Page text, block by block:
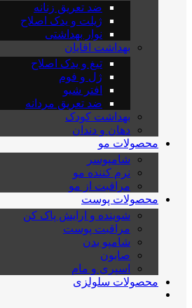
ضد تعریق زنانه
ژیلت و یدک اصلاح
نوار بهداشتی
بهداشت اقایان
تیغ و یدک اصلاح
ژل و فوم
افتر شیو
ضد تعریق مردانه
بهداشت کودک
دهان و دندان
محصولات مو
شامپوسر
نرم کننده مو
مراقبت از مو
محصولات پوست
شوینده و ارایش پاک کن
مراقبت پوست
شامپو بدن
صابون
اسپری و مام
محصولات سلولزی